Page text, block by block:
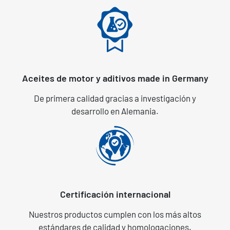
Aceites de motor y aditivos made in Germany
De primera calidad gracias a investigación y
desarrollo en Alemania.
Certificación internacional
Nuestros productos cumplen con los más altos
estándares de calidad y homologaciones.